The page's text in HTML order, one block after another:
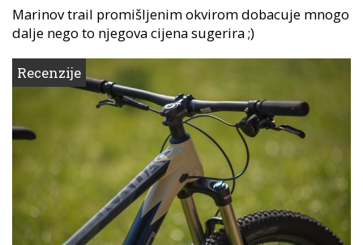
Marinov trail promišljenim okvirom dobacuje mnogo
dalje nego to njegova cijena sugerira ;)
Recenzije